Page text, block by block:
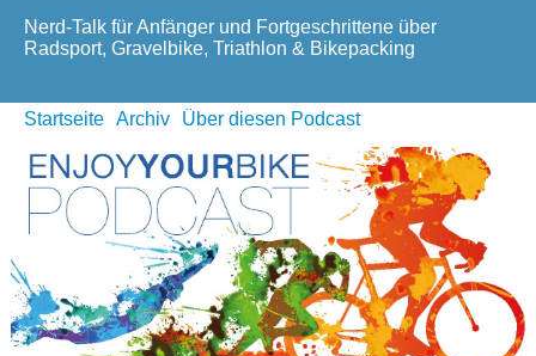
Nerd-Talk für Anfänger und Fortgeschrittene über
Radsport, Gravelbike, Triathlon & Bikepacking
Startseite Archiv Über diesen Podcast